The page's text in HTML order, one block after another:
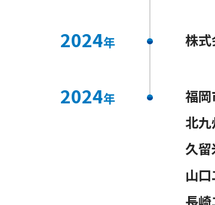
2024年 株
2024年
福
北
久
山
長